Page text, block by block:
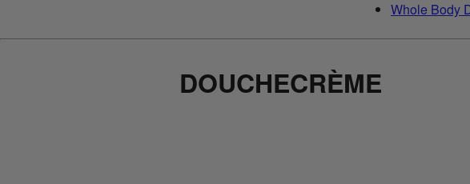
Whole Body
DOUCHECRÈME